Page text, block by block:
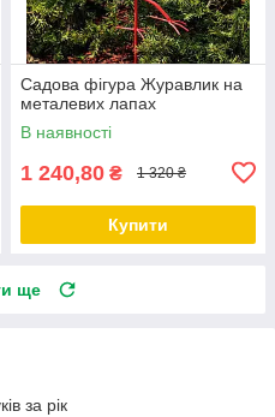
Садова фігура Журавлик на
металевих лапах
В наявності
1 240,80 ₴ 1 320 ₴
Купити
ще
за рік